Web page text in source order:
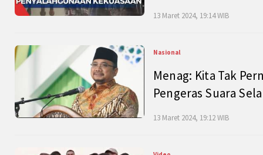
13 Maret 2024, 19:14 WIB
Nasional
Menag: Kita Tak
Pengeras Suara
13 Maret 2024, 19:12 WIB